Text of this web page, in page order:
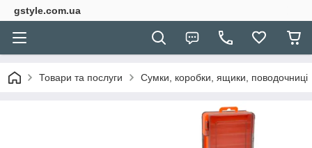
gstyle.com.ua
Товари та послуги Сумки, коробки, ящики, поводочниці